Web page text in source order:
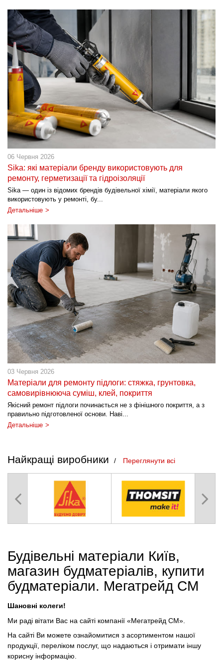
06 Червня 2026
Sika: які матеріали бренду використовують для
ремонту, герметизації та гідроізоляції
Sika — один із відомих брендів будівельної хімії, матеріали якого
використовують у ремонті, бу...
Детальніше
03 Червня 2026
Матеріали для ремонту підлоги: стяжка, грунтовка,
самовирівнююча суміш, клей, покриття
Якісний ремонт підлоги починається не з фінішного покриття, а з
правильно підготовленої основи. Наві...
Детальніше
Найкращі виробники Переглянути всі
Будівельні матеріали Київ,
магазин будматеріалів, купити
будматеріали. Мегатрейд СМ
Шановні колеги!
Ми раді вітати Вас на сайті компанії «Мегатрейд СМ».
На сайті Ви можете ознайомитися з асортиментом нашої
продукції, переліком послуг, що надаються і отримати іншу
корисну інформацію.